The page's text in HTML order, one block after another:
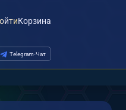
Корзина
Telegram-Чат